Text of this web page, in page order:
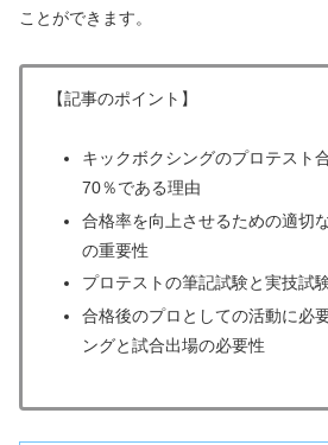
ことができます。
【記事のポイント】
キックボクシングのプロテスト
70％である理由
合格率を向上させるための適切
の重要性
プロテストの筆記試験と実技試
合格後のプロとしての活動に必
ングと試合出場の必要性